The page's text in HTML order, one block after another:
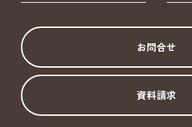
お問合せ
資料請求